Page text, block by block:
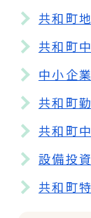
共和町